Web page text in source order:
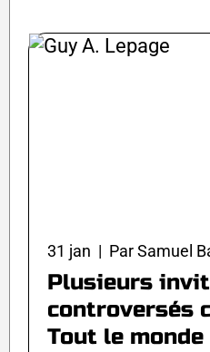
31 jan | Par Samuel
Plusieurs
controversés
Tout le